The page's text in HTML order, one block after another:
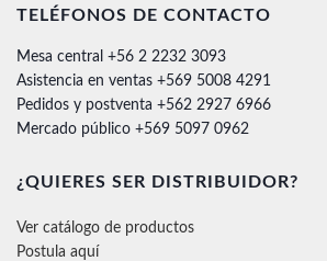
TELÉFONOS DE CONTACTO
Mesa central +56 2 2232 3093
Asistencia en ventas +569 5008 4291
Pedidos y postventa +562 2927 6966
Mercado público +569 5097 0962
¿QUIERES SER DISTRIBUIDOR?
Ver catálogo de productos
Postula aquí